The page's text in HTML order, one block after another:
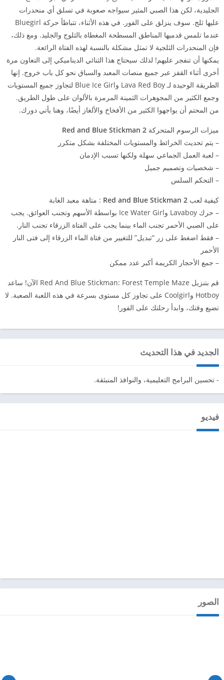
الجليدية، لكن هذا الصبي المثير سيواجه صعوبة في تسلق أي منحدرات
عليها ثلج. سوف ينزلق على الفور. في هذه الأثناء، تتباطأ حركة Bluegirl
عندما تلمس قدميها المناطق المسطحة المغطاة بالثلوج والجليد. ومع ذلك،
فإن المنحدرات الثلجية لا تمثل مشكلة بالنسبة لهذه الفتاة الرائعة.
يمكنها أن تنفجر عليهم! لذلك سيحتاج هذا الثنائي الديناميكي إلى التعاون مرة
أخرى أثناء القفز عبر جميع منصات المعبد والسباق نحو كل باب خروج. إنها
الطريقة الوحيدة لـ Lava Red Boy وBlue Ice Girl لتجاوز جميع المستويات
وجمع الكثير من المجوهرات الثمينة المرمزة بالألوان على طول الطريق.
من المحتم أن يواجهوا الكثير من الأفخاخ والألغاز أيضًا، وهنا يأتي دورك.
ميزات الرسوم المتحركة Red and Blue Stickman 2
– يتم تحديث الخرائط والمستويات المختلفة بشكل متكرر
– لعبة العمل الجماعي سهلة ولكنها تسبب الإدمان
– شخصيات وتصميم جميل
– التحكم السلس
كيفية لعب Red and Blue Stickman 2 : متاهة معبد الغابة
– حرك Lavaboy وIce Water Girl بواسطة الأسهم وتجنب العوائق. يجب
على الصبي الأحمر تجنب الماء بينما يجب على الفتاة الزرقاء تجنب النار.
– فقط اضغط على زر “تبديل” للتغيير من فتاة الماء الزرقاء إلى فتى النار
الأحمر
– جمع الأحجار الكريمة أكبر عدد ممكن
قم بتنزيل Red And Blue Stickman: Forest Temple Maze الآن! ساعد
Hotboy وCoolgirl على تجاوز كل مستوى بسرعة في هذه اللعبة الصعبة. لا
تضيع وقتك، وابدأ رحلتك على الفور!
الجديد في هذا التحديث
- تحسين البرامج التعليمية، والنوافذ المنبثقة.
فيديو
الصور